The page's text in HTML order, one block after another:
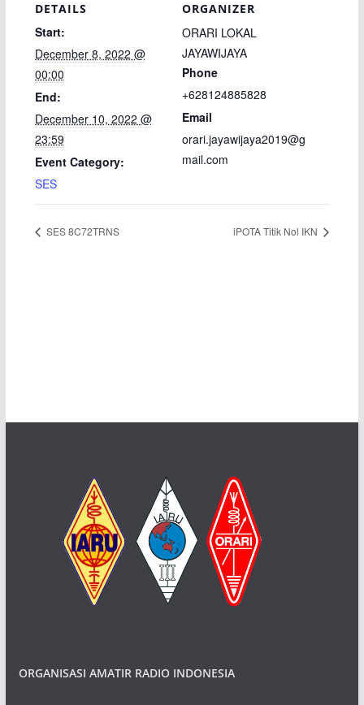
DETAILS
Start:
December 8, 2022 @
00:00
End:
December 10, 2022 @
23:59
Event Category:
SES
ORGANIZER
ORARI LOKAL
JAYAWIJAYA
Phone
+628124885828
Email
orari.jayawijaya2019@g
mail.com
SES 8C72TRNS iPOTA Titik Nol IKN
ORGANISASI AMATIR RADIO INDONESIA